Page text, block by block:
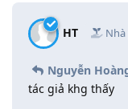
HT
Nguyễn
tác giả khg thấy